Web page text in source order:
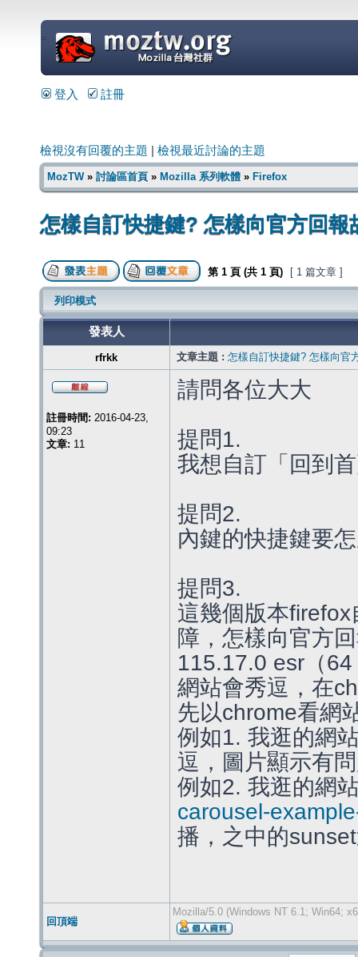
=
登入 註冊
檢視沒有回覆的主題 檢視最近討論的主題
MozTW» 討論區首頁 » Mozilla 系列軟體 » Firefox
怎樣自訂快捷鍵? 怎樣向官方回報
第 1 頁 (共 1 頁) [ 1 篇文章 ]
列印模式
發表人
rfrkk 文章主題 : 怎樣自訂快捷鍵? 怎樣向官
註冊時間: 2016-04-23,
09:23
文章: 11
請問各位大大
提問1.
我想自訂「回到
提問2.
內鍵的快捷鍵要
提問3.
這幾個版本
障，怎樣向官方
115.17.0 esr（
網站會秀逗，在
先以chrome看網
例如1. 我逛的網
逗，圖片顯示有
例如2. 我逛的網
carousel-
播，之中的
回頂端
Mozilla/5.0 (Windows NT 6.1; Win64;